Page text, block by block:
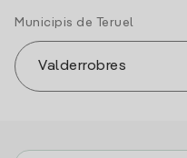
Municipis de Teruel